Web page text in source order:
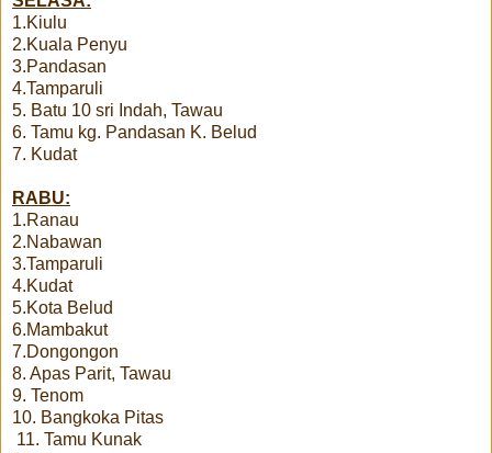
1.Kiulu
2.Kuala Penyu
3.Pandasan
4.Tamparuli
5. Batu 10 sri Indah, Tawau
6. Tamu kg. Pandasan K. Belud
7. Kudat
RABU:
1.Ranau
2.Nabawan
3.Tamparuli
4.Kudat
5.Kota Belud
6.Mambakut
7.Dongongon
8. Apas Parit, Tawau
9. Tenom
10. Bangkoka Pitas
11. Tamu Kunak